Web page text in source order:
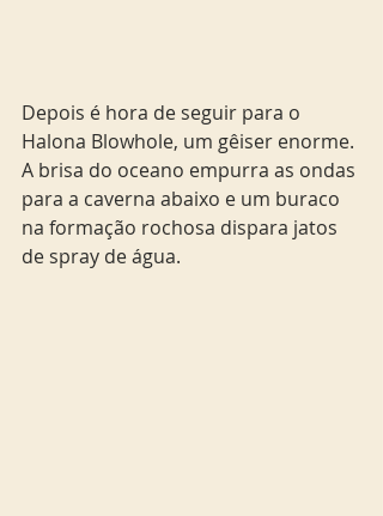
Depois é hora de seguir para o
Halona Blowhole, um gêiser enorme.
A brisa do oceano empurra as ondas
para a caverna abaixo e um buraco
na formação rochosa dispara jatos
de spray de água.